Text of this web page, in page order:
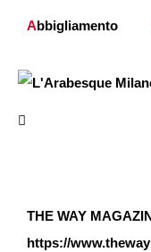
Abbigliamento
THE WAY
https://